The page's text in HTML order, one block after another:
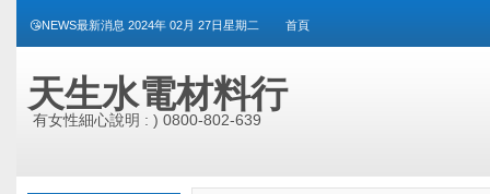
😘NEWS最新消息 2024年 02月 27日星期二 首頁
天生水電材料行
有女性細心說明 : ) 0800-802-639